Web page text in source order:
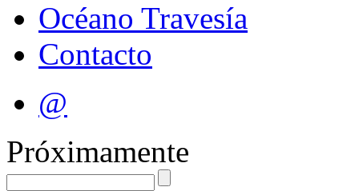
Océano Travesía
Contacto
@
Próximamente